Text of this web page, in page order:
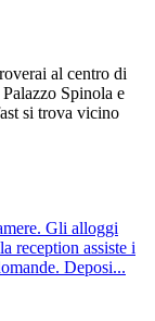
al centro di
Spinola e
si trova vicino
Gli alloggi
reception assiste i
Deposi...